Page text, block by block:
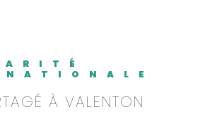
À VALENTON